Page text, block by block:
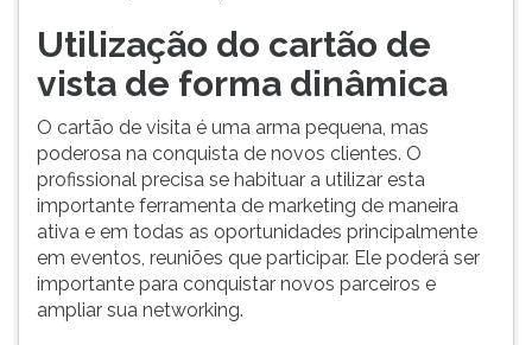
Utilização do cartão de
vista de forma dinâmica
O cartão de visita é uma arma pequena, mas
poderosa na conquista de novos clientes. O
profissional precisa se habituar a utilizar esta
importante ferramenta de marketing de maneira
ativa e em todas as oportunidades principalmente
em eventos, reuniões que participar. Ele poderá ser
importante para conquistar novos parceiros e
ampliar sua networking.